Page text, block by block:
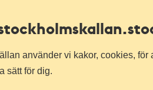
använder vi kakor, cookies,
sätt för dig.